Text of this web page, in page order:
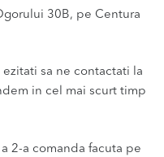
30B, pe Centura
sa ne contactati la
in cel mai scurt timp
2-a comanda facuta pe